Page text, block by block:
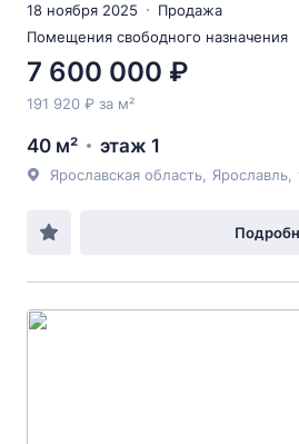
18 ноября 2025
Продажа
Помещения свободного назначения
7 600 000 ₽
191 920 ₽ за м²
40 м² этаж 1
Ярославская область Ярославль